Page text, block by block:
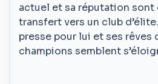
actuel et sa réputation sont
transfert vers un club
presse pour lui et ses rêves
champions semblent